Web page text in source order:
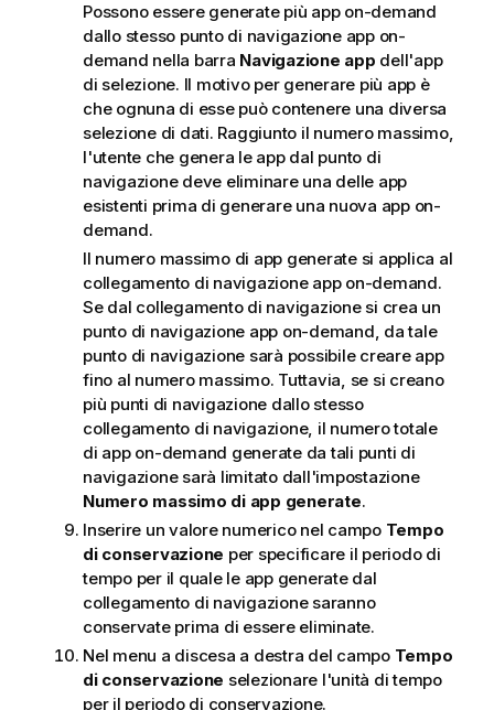
Possono essere generate più app on-demand
dallo stesso punto di navigazione app on-
demand nella barra Navigazione app dell'app
di selezione. Il motivo per generare più app è
che ognuna di esse può contenere una diversa
selezione di dati. Raggiunto il numero massimo,
l'utente che genera le app dal punto di
navigazione deve eliminare una delle app
esistenti prima di generare una nuova app on-
demand.
Il numero massimo di app generate si applica al
collegamento di navigazione app on-demand.
Se dal collegamento di navigazione si crea un
punto di navigazione app on-demand, da tale
punto di navigazione sarà possibile creare app
fino al numero massimo. Tuttavia, se si creano
più punti di navigazione dallo stesso
collegamento di navigazione, il numero totale
di app on-demand generate da tali punti di
navigazione sarà limitato dall'impostazione
Numero massimo di app generate.
Inserire un valore numerico nel campo Tempo
di conservazione per specificare il periodo di
tempo per il quale le app generate dal
collegamento di navigazione saranno
conservate prima di essere eliminate.
Nel menu a discesa a destra del campo Tempo
di conservazione selezionare l'unità di tempo
per il periodo di conservazione.